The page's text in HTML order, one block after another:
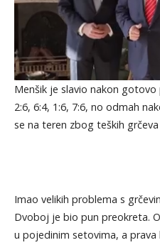
Menšik je slavio nakon
2:6, 6:4, 1:6, 7:6, no odmah
se na teren zbog teških
Imao velikih problema s
Dvoboj je bio pun preokreta.
u pojedinim setovima, a prava